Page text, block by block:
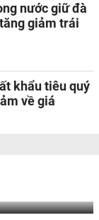
nước giữ đà
giảm trái
khẩu tiêu quý
về giá